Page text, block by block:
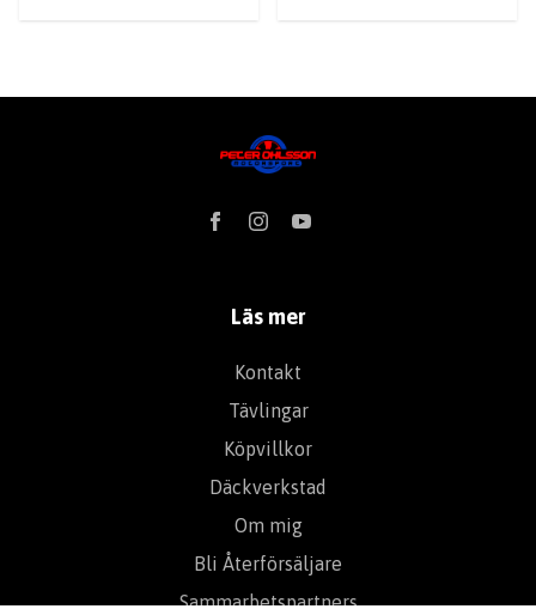
Läs mer
Kontakt
Tävlingar
Köpvillkor
Däckverkstad
Om mig
Bli Återförsäljare
Sammarbetspartners